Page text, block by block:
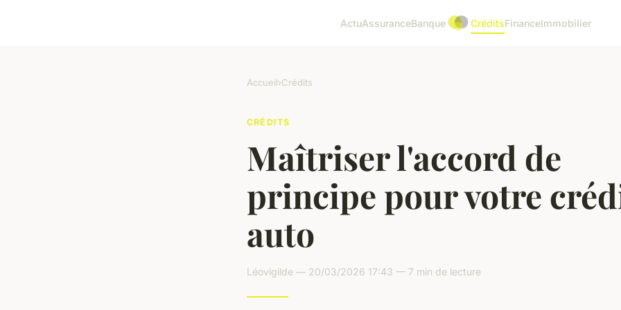
ActuAssuranceBanque CréditsFinanceImmobilier
Accueil›Crédits
CRÉDITS
Maîtriser l'accord de
principe pour votre
auto
Léovigilde — 20/03/2026 17:43 — 7 min de lecture